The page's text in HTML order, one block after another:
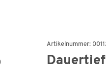
Artikelnummer: